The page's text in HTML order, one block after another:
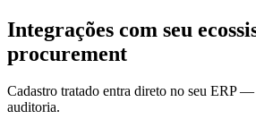
Integrações com seu
procurement
Cadastro tratado entra direto no seu ERP
auditoria.